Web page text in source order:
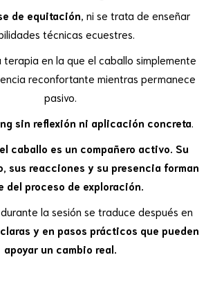
de equitación , ni se trata de enseñar
técnicas ecuestres.
terapia en la que el caballo simplemente
reconfortante mientras permanece
pasivo.
sin reflexión ni aplicación concreta
el caballo es un compañero activo. Su
sus reacciones y su presencia forman
del proceso de exploración.
la sesión se traduce después en
y en pasos prácticos que pueden
apoyar un cambio real.